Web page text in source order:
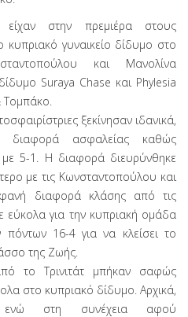
στην πρεμιέρα στους
κυπριακό γυναικείο δίδυμο στο
και Μανολίνα
Suraya Chase και Phylesia
Τομπάκο.
ξεκίνησαν ιδανικά,
διαφορά ασφαλείας καθώς
5-1. Η διαφορά διευρύνθηκε
με τις Κωνσταντοπούλου και
διαφορά κλάσης από τις
εύκολα για την κυπριακή ομάδα
16-4 για να κλείσει το
της Ζωής.
το Τρινιτάτ μπήκαν σαφώς
στο κυπριακό δίδυμο. Αρχικά,
στη συνέχεια αφού